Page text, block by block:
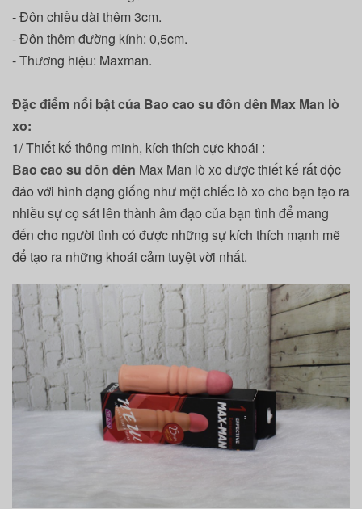
- Đôn chiều dài thêm 3cm.
- Đôn thêm đường kính: 0,5cm.
- Thương hiệu: Maxman.
Đặc điểm nổi bật của Bao cao su đôn dên Max Man lò
xo:
1/ Thiết kế thông minh, kích thích cực khoái :
Bao cao su đôn dên Max Man lò xo được thiết kế rất độc
đáo với hình dạng giống như một chiếc lò xo cho bạn tạo ra
nhiều sự cọ sát lên thành âm đạo của bạn tình để mang
đến cho người tình có được những sự kích thích mạnh mẽ
để tạo ra những khoái cảm tuyệt vời nhất.